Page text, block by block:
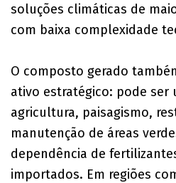
soluções climáticas de
com baixa complexidade
O composto gerado
ativo estratégico: pode ser
agricultura, paisagismo,
manutenção de áreas
dependência de
importados. Em regiões